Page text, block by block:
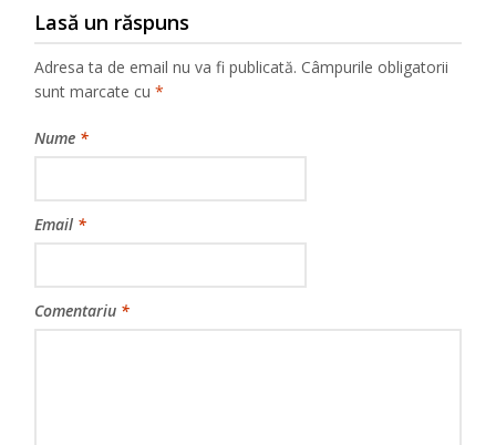
Lasă un răspuns
Adresa ta de email nu va fi publicată. Câmpurile obligatorii
sunt marcate cu*
Nume *
Email *
Comentariu *